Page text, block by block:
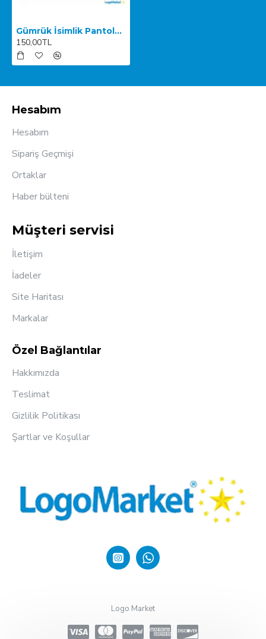
Gümrük İsimlik Pantolon İngilizce
150,00TL
Hesabım
Hesabım
Sipariş Geçmişi
Ortaklar
Haber bülteni
Müşteri servisi
İletişim
İadeler
Site Haritası
Markalar
Özel Bağlantılar
Hakkımızda
Teslimat
Gizlilik Politikası
Şartlar ve Koşullar
Logo Market